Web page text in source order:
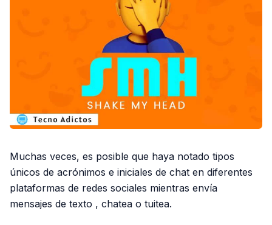
Muchas veces, es posible que haya notado tipos
únicos de acrónimos e iniciales de chat en diferentes
plataformas de redes sociales mientras envía
mensajes de texto , chatea o tuitea.